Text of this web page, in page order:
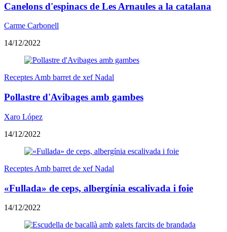
Canelons d'espinacs de Les Arnaules a la catalana
Carme Carbonell
14/12/2022
Receptes Amb barret de xef Nadal
Pollastre d'Avibages amb gambes
Xaro López
14/12/2022
Receptes Amb barret de xef Nadal
«Fullada» de ceps, albergínia escalivada i foie
14/12/2022